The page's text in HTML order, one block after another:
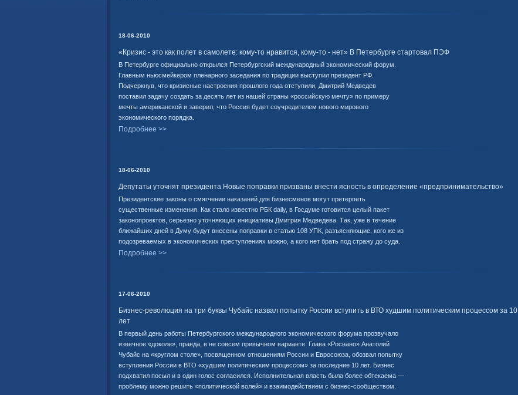
18-06-2010
«Кризис - это как полет в самолете: кому-то нравится, кому-то - нет» В Петербурге стартовал ПЭФ
В Петербурге официально открылся Петербургский международный экономический форум.
Главным ньюсмейкером пленарного заседания по традиции выступил президент РФ.
Подчеркнув, что кризисные настроения прошлого года отступили, Дмитрий Медведев
поставил задачу создать за десять лет из нашей страны «российскую мечту» по примеру
мечты американской и заверил, что Россия будет соучредителем нового мирового
экономического порядка.
Подробнее >>
18-06-2010
Депутаты уточнят президента Новые поправки призваны внести ясность в определение «предпринимательство»
Президентские законы о смягчении наказаний для бизнесменов могут претерпеть
существенные изменения. Как стало известно РБК daily, в Госдуме готовится целый пакет
законопроектов, серьезно уточняющих инициативы Дмитрия Медведева. Так, уже в течение
ближайших дней в Думу будут внесены поправки в статью 108 УПК, разъясняющие, кого же из
подозреваемых в экономиче­ских преступлениях можно, а кого нет брать под стражу до суда.
Подробнее >>
17-06-2010
Бизнес-революция на три буквы Чубайс назвал попытку России вступить в ВТО худшим политическим процессом за 10
лет
В первый день работы Петербургского международного экономического форума прозвучало
извечное «доколе», правда, в не совсем привычном варианте. Глава «Роснано» Анатолий
Чубайс на «круглом столе», посвященном отношениям России и Евросоюза, обозвал попытку
вступления России в ВТО «худшим политическим процессом» за последние 10 лет. Бизнес
подхватил посыл и в один голос согласился. Исполнительная власть была более обтекаема —
проблему можно решить «политической волей» и взаимодействием с бизнес-сообществом.